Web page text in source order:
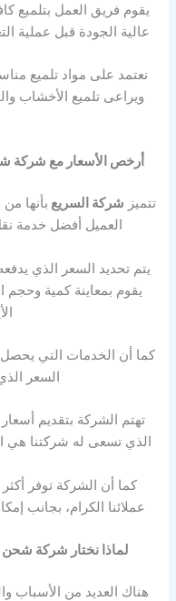
يقوم فريق العمل بتلميع
عالية الجودة قبل عملية
نعتمد على مواد تلميع
ويراعى تلميع الأخشاب
أرخص الأسعار مع شركة
تتميز شركة السريع بأنها
العميل أفضل خدمة
يتم تحديد السعر الذي
يقوم بمعاينة كمية وحجم
كما أن الخدمات التي يحصل
السعر
تهتم الشركة بتقديم
الذي تسعى له شركتنا هي
كما أن الشركة توفر
عملائنا الكرام، بجانب
لماذا نختار شركة
هناك العديد من الأسباب